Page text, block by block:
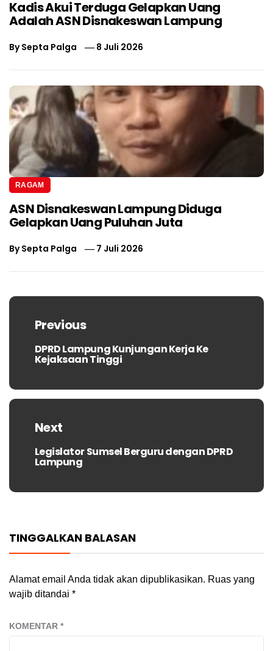
Kadis Akui Terduga Gelapkan Uang
Adalah ASN Disnakeswan Lampung
BySepta Palga 8 Juli 2026
RAGAM
ASN Disnakeswan Lampung Diduga
Gelapkan Uang Puluhan Juta
BySepta Palga 7 Juli 2026
Navigasi
posPrevious
Previous
post:
DPRD Lampung Kunjungan Kerja Ke
Kejaksaan Tinggi
Next
Next
post:
Legislator Sumsel Berguru dengan DPRD
Lampung
TINGGALKAN BALASAN
Alamat email Anda tidak akan dipublikasikan. Ruas yang
wajib ditandai *
KOMENTAR *